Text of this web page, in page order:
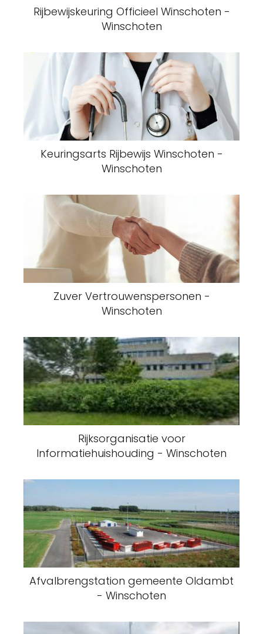
Rijbewijskeuring Officieel Winschoten -
Winschoten
Keuringsarts Rijbewijs Winschoten -
Winschoten
Zuver Vertrouwenspersonen -
Winschoten
Rijksorganisatie voor
Informatiehuishouding - Winschoten
Afvalbrengstation gemeente Oldambt
- Winschoten